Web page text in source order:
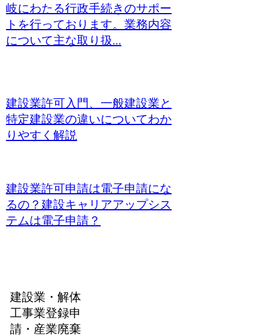
岐にわたる行政手続きのサポー
トを行っております。業務内容
について主な取り扱...
建設業許可入門、一般建設業と
特定建設業の違いについてわか
りやすく解説
建設業許可申請は電子申請にな
るの？建設キャリアアップシス
テムは電子申請？
建設業・解体
工事業登録申
請・産業廃棄